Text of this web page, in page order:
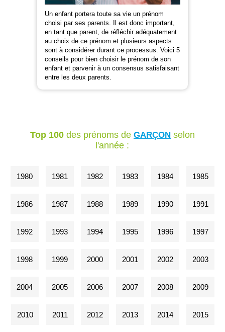
Un enfant portera toute sa vie un prénom
choisi par ses parents. Il est donc important,
en tant que parent, de réfléchir adéquatement
au choix de ce prénom et plusieurs aspects
sont à considérer durant ce processus. Voici 5
conseils pour bien choisir le prénom de son
enfant et parvenir à un consensus satisfaisant
entre les deux parents.
Top 100des prénoms de GARÇONselon
l'année :
1980 1981 1982 1983 1984 1985
1986 1987 1988 1989 1990 1991
1992 1993 1994 1995 1996 1997
1998 1999 2000 2001 2002 2003
2004 2005 2006 2007 2008 2009
2010 2011 2012 2013 2014 2015